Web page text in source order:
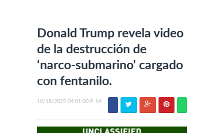
Donald Trump revela video
de la destrucción de
‘narco-submarino’ cargado
con fentanilo.
10/18/2025 04:01:00 P. M.